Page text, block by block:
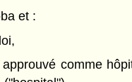
et :
comme